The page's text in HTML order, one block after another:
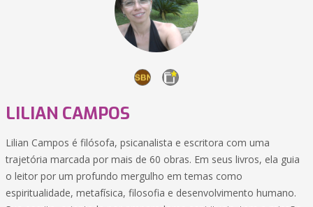
LILIAN CAMPOS
Lilian Campos é filósofa, psicanalista e escritora com uma
trajetória marcada por mais de 60 obras. Em seus livros, ela guia
o leitor por um profundo mergulho em temas como
espiritualidade, metafísica, filosofia e desenvolvimento humano.